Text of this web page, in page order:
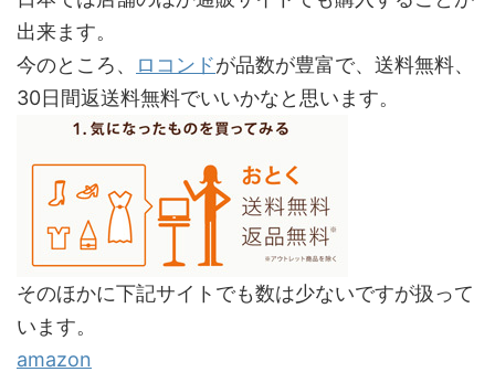
出来ます。
今のところ、
ロコンドが品数が豊富で、送料無料、
30日間返送料無料でいいかなと思います。
そのほかに下記サイトでも数は少ないですが扱って
います。
amazon